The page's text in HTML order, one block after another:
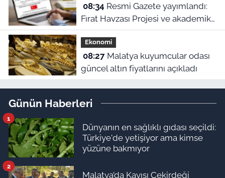
08:34
Fırat Havzası Projesi ve akademik
personel alımları belli oldu
Ekonomi
08:27Malatya kuyumcular odası
güncel altın fiyatlarını açıkladı
Günün Haberleri
Dünyanın en sağlıklı gıdası seçildi:
Türkiye'de yetişiyor ama kimse
yüzüne bakmıyor
1
Malatya’da Kayısı Çekirdeği
2